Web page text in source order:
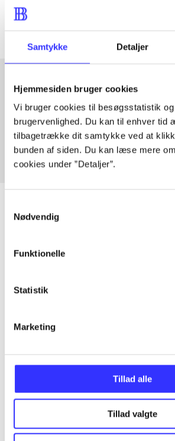
Samtykke Detaljer
Hjemmesiden bruger cookies
Vi bruger cookies til besøgsstatistik
brugervenlighed. Du kan til enhver tid
tilbagetrække dit samtykke ved at
bunden af siden. Du kan læse mere
cookies under ”Detaljer”.
Nødvendig
Funktionelle
Statistik
Marketing
Tillad alle
Tillad valgte
Artikler med samme emner
Fra
Alle registrerede artikler fordelt på
...
...
...